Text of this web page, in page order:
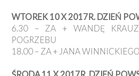
WTOREK 10 X 2017R. DZIEŃ
6.30 – ZA + WANDĘ
POGRZEBU
18.00 – ZA + JANA